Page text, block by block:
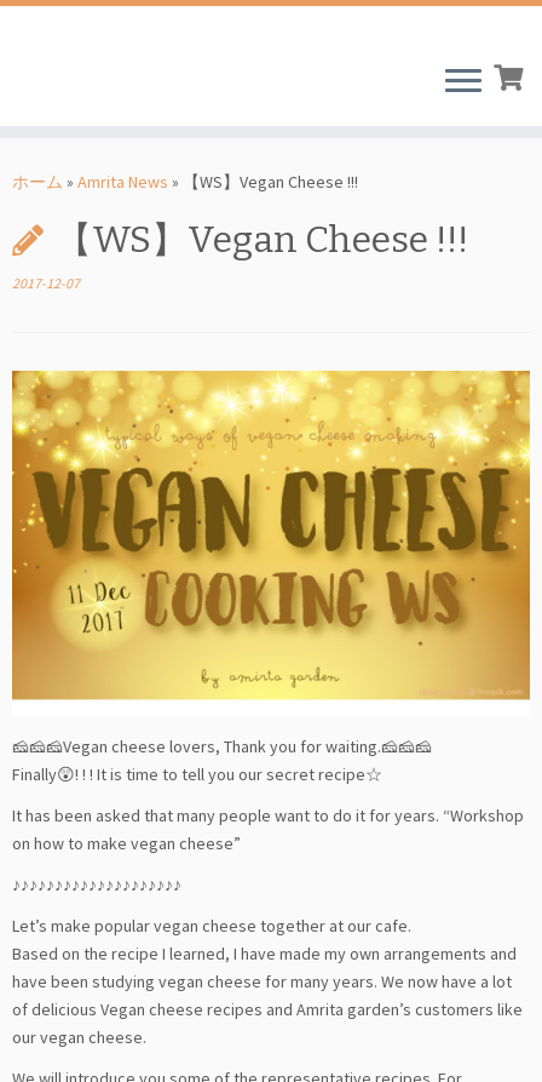
ン
ツ
へ
ッ
プ
ホーム » Amrita News » 【WS】Vegan Cheese !!!
【WS】Vegan Cheese !!!
2017-12-07
🧀🧀🧀Vegan cheese lovers, Thank you for waiting.🧀🧀🧀
Finally😲! ! ! It is time to tell you our secret recipe☆
It has been asked that many people want to do it for years. “Workshop
on how to make vegan cheese”
♪♪♪♪♪♪♪♪♪♪♪♪♪♪♪♪♪♪♪♪
Let’s make popular vegan cheese together at our cafe.
Based on the recipe I learned, I have made my own arrangements and
have been studying vegan cheese for many years. We now have a lot
of delicious Vegan cheese recipes and Amrita garden’s customers like
our vegan cheese.